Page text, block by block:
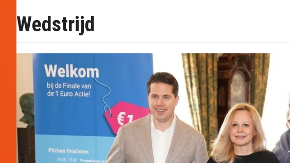
Wedstrijd